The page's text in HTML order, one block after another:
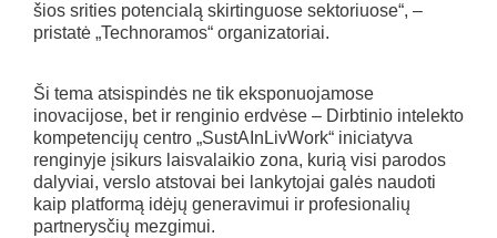
šios srities potencialą skirtinguose sektoriuose“, –
pristatė „Technoramos“ organizatoriai.
Ši tema atsispindės ne tik eksponuojamose
inovacijose, bet ir renginio erdvėse – Dirbtinio intelekto
kompetencijų centro „SustAInLivWork“ iniciatyva
renginyje įsikurs laisvalaikio zona, kurią visi parodos
dalyviai, verslo atstovai bei lankytojai galės naudoti
kaip platformą idėjų generavimui ir profesionalių
partnerysčių mezgimui.